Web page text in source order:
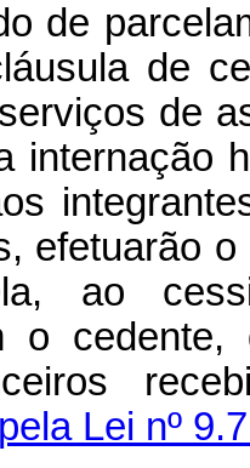
de
de
de
internação
efetuarão
ao
o
Lei nº